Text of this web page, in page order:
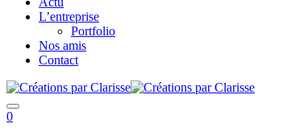
L’entreprise
Portfolio
Nos amis
Contact
0